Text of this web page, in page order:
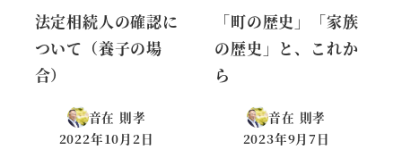
法定相続人の確認に
ついて（養子の場
合）
音在 則孝
投稿日
2022年10月2日
「町の歴史」「家族
の歴史」と、これか
ら
音在 則孝
投稿日
2023年9月7日